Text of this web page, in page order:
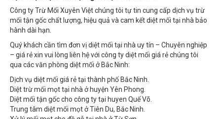
Công ty Trừ Mối Xuyên Việt chúng tôi tự tin cung cấp dịch vụ trừ
mối tận gốc chất lượng, hiệu quả và cam kết diệt mối tại nhà bảo
hành dài hạn.
Quý khách cần tìm đơn vị diệt mối tại nhà uy tín – Chuyên nghiệp
– giá rẻ xin vui lòng liên hệ với công ty diệt mối giá rẻ chúng tôi
qua các văn phòng diệt mối ở Bắc Ninh:
Dịch vụ diệt mối giá rẻ tại thành phố Bắc Ninh.
Diệt trừ mối mọt tại nhà ở huyện Yên Phong.
Diệt mối tận gốc cho công ty tại huyen Quế Võ.
Trung tâm diệt mối mọt ở Tiên Du, Bắc Ninh.
Xử lý mối mọt cho đồ gỗ tại nhà ở Từ Sơn.